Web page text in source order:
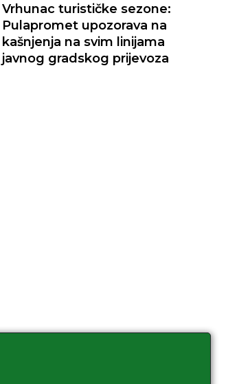
Vrhunac turističke sezone:
Pulapromet upozorava na
kašnjenja na svim linijama
javnog gradskog prijevoza